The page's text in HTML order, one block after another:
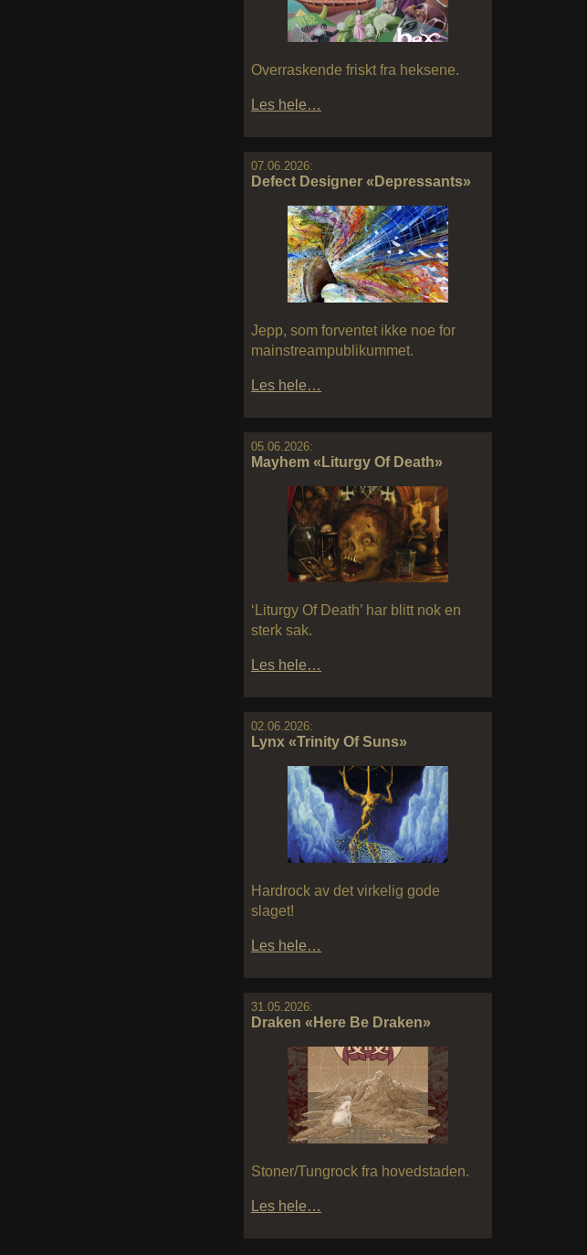
Overraskende friskt fra heksene.
Les hele…
07.06.2026:
Defect Designer «Depressants»
Jepp, som forventet ikke noe for
mainstreampublikummet.
Les hele…
05.06.2026:
Mayhem «Liturgy Of Death»
‘Liturgy Of Death’ har blitt nok en
sterk sak.
Les hele…
02.06.2026:
Lynx «Trinity Of Suns»
Hardrock av det virkelig gode
slaget!
Les hele…
31.05.2026:
Draken «Here Be Draken»
Stoner/Tungrock fra hovedstaden.
Les hele…